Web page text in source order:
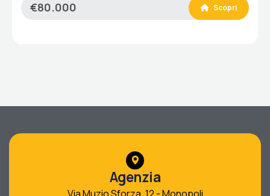
€80.000 Scopri
Agenzia
Via Muzio Sforza, 12 - Monopoli